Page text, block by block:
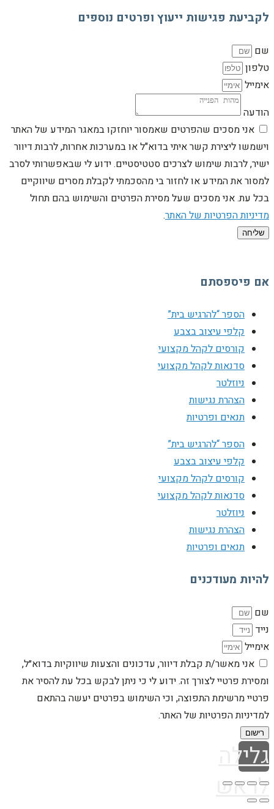
לקביעת פגישות ייעוץ ופרטים נוספים
שם
טלפון
אימייל
הודעה
אני מסכים שהפרטים שאמסור יוחזקו במאגר המידע של האתר
וישמשו ליצירת קשר איתי בדוא"ל או במערכות אחרות, לרבות דיוור
ישיר, לרבות שימוש לצרכים סטטיסטיים. ידוע לי שבאפשרותי לסרב
למסור את המידע או לחזור בי מהסכמתי לקבלת מסרים שיווקיים
בכל עת. אני מסכים שעל מסירת הפרטים והשימוש בהם תחול
מדיניות הפרטיות של האתר.
שליחה
אם פיספסתם
הספר “להרגיש בית”
קלפי עיצוב בצבע
קורסים לקהל מקצועי
סדנאות לקהל מקצועי
ניוזלטר
הצהרת נגישות
תנאים ופרטיות
הספר “להרגיש בית”
קלפי עיצוב בצבע
קורסים לקהל מקצועי
סדנאות לקהל מקצועי
ניוזלטר
הצהרת נגישות
תנאים ופרטיות
להיות מעודכנים
שם
נייד
אימייל
אני מאשר/ת קבלת דיוור, עדכונים והצעות שיווקיות בדוא״ל,
ומסירת פרטיי לצורך זה. ידוע לי כי ניתן לבקש בכל עת להסיר את
פרטיי מרשימת התפוצה, וכי השימוש בפרטים יעשה בהתאם
למדיניות הפרטיות של האתר.
רישום
גלילה
לראש